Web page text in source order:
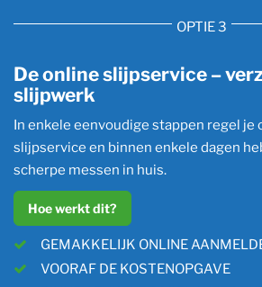
OPTIE 3
De online slijpservice –
slijpwerk
In enkele eenvoudige stappen regel je
slijpservice en binnen enkele dagen
scherpe messen in huis.
Hoe werkt dit?
GEMAKKELIJK ONLINE
VOORAF DE KOSTENOPGAVE